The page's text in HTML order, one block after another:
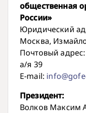
общественная
России»
Юридический
Москва,
Почтовый
а/я 39
E-mail:
Президент:
Волков Максим